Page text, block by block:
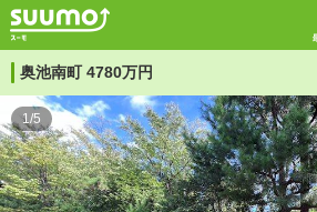
奥池南町 4780万円
1/5